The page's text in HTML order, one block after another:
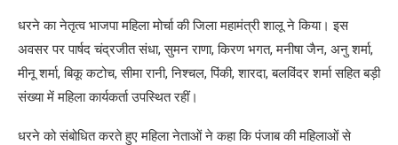
धरने का नेतृत्व भाजपा महिला मोर्चा की जिला महामंत्री शालू ने किया। इस
अवसर पर पार्षद चंद्रजीत संधा, सुमन राणा, किरण भगत, मनीषा जैन, अनु शर्मा,
मीनू शर्मा, बिकू कटोच, सीमा रानी, निश्चल, पिंकी, शारदा, बलविंदर शर्मा सहित बड़ी
संख्या में महिला कार्यकर्ता उपस्थित रहीं।
धरने को संबोधित करते हुए महिला नेताओं ने कहा कि पंजाब की महिलाओं से